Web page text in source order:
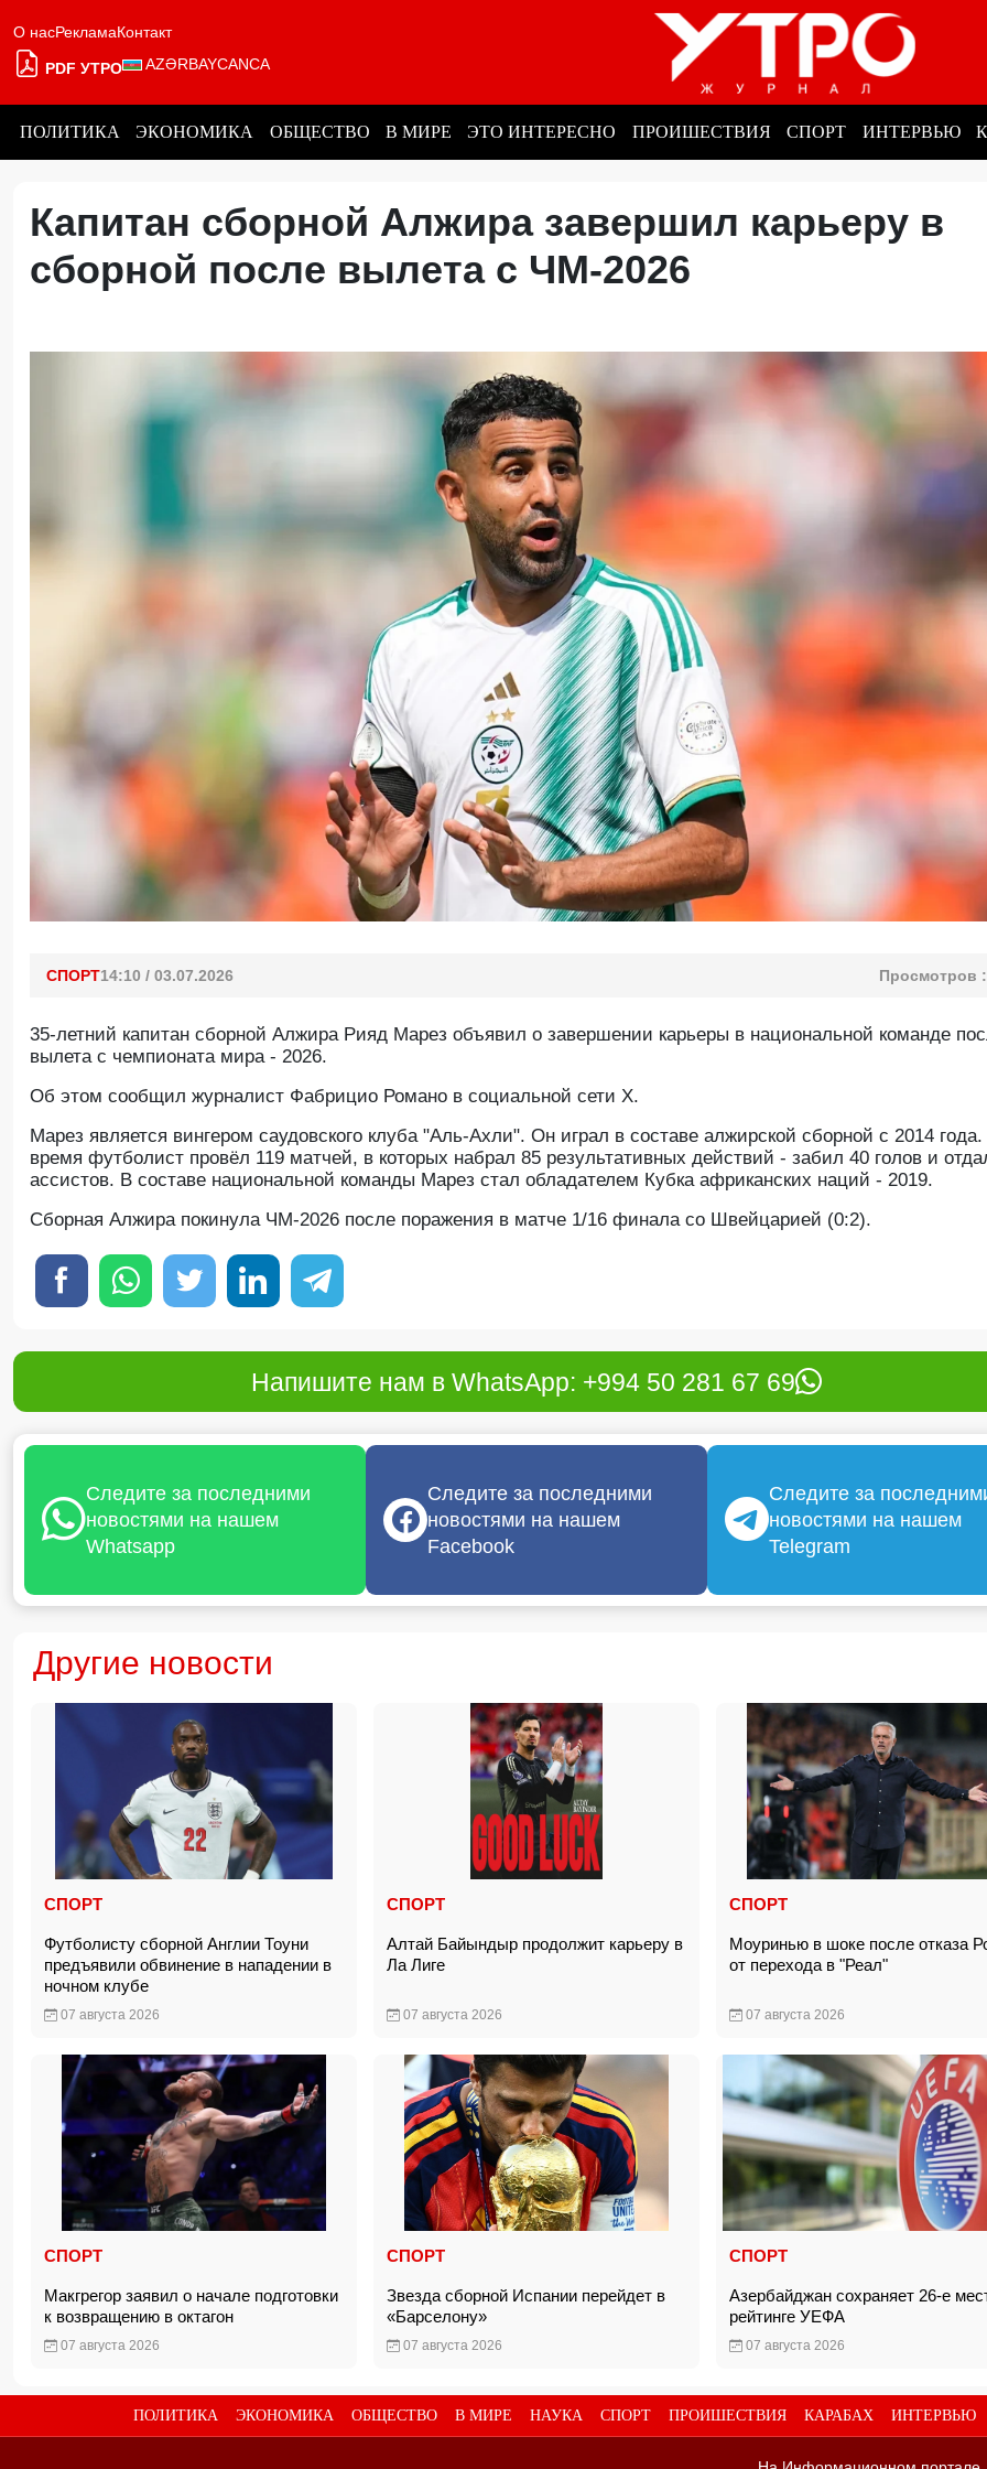
О насРекламаКонтакт
PDF УТРО AZƏRBAYCANCA
ПОЛИТИКА ЭКОНОМИКА ОБЩЕСТВО В МИРЕ ЭТО ИНТЕРЕСНО ПРОИШЕСТВИЯ СПОРТ ИНТЕРВЬЮ
Капитан сборной Алжира завершил карьеру в
сборной после вылета с ЧМ-2026
СПОРТ14:10 / 03.07.2026 Просмотров :
35-летний капитан сборной Алжира Рияд Марез объявил о завершении карьеры в национальной команде
вылета с чемпионата мира - 2026.
Oб этом сообщил журналист Фабрицио Романо в социальной сети Х.
Марез является вингером саудовского клуба "Аль-Ахли". Он играл в составе алжирской сборной с 2014 года.
время футболист провёл 119 матчей, в которых набрал 85 результативных действий - забил 40 голов и
ассистов. В составе национальной команды Марез стал обладателем Кубка африканских наций - 2019.
Сборная Алжира покинула ЧМ-2026 после поражения в матче 1/16 финала со Швейцарией (0:2).
Напишите нам в WhatsApp: +994 50 281 67 69
Следите за последними
новостями на нашем
Whatsapp
Следите за последними
новостями на нашем
Facebook
Следите за
новостями на нашем
Telegram
Другие новости
СПОРТ
Футболисту сборной Англии Тоуни
предъявили обвинение в нападении в
ночном клубе
07 августа 2026
СПОРТ
Алтай Байындыр продолжит карьеру в
Ла Лиге
07 августа 2026
СПОРТ
Моуринью в шоке после отказа
от перехода в "Реал"
07 августа 2026
СПОРТ
Макгрегор заявил о начале подготовки
к возвращению в октагон
07 августа 2026
СПОРТ
Звезда сборной Испании перейдет в
«Барселону»
07 августа 2026
СПОРТ
Азербайджан сохраняет 26-е
рейтинге УЕФА
07 августа 2026
ПОЛИТИКА ЭКОНОМИКА ОБЩЕСТВО В МИРЕ НАУКА СПОРТ ПРОИШЕСТВИЯ КАРАБАХ ИНТЕРВЬЮ